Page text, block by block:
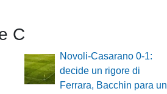
C
Novoli-Casarano 0-1:
decide un rigore di
Ferrara, Bacchin para un